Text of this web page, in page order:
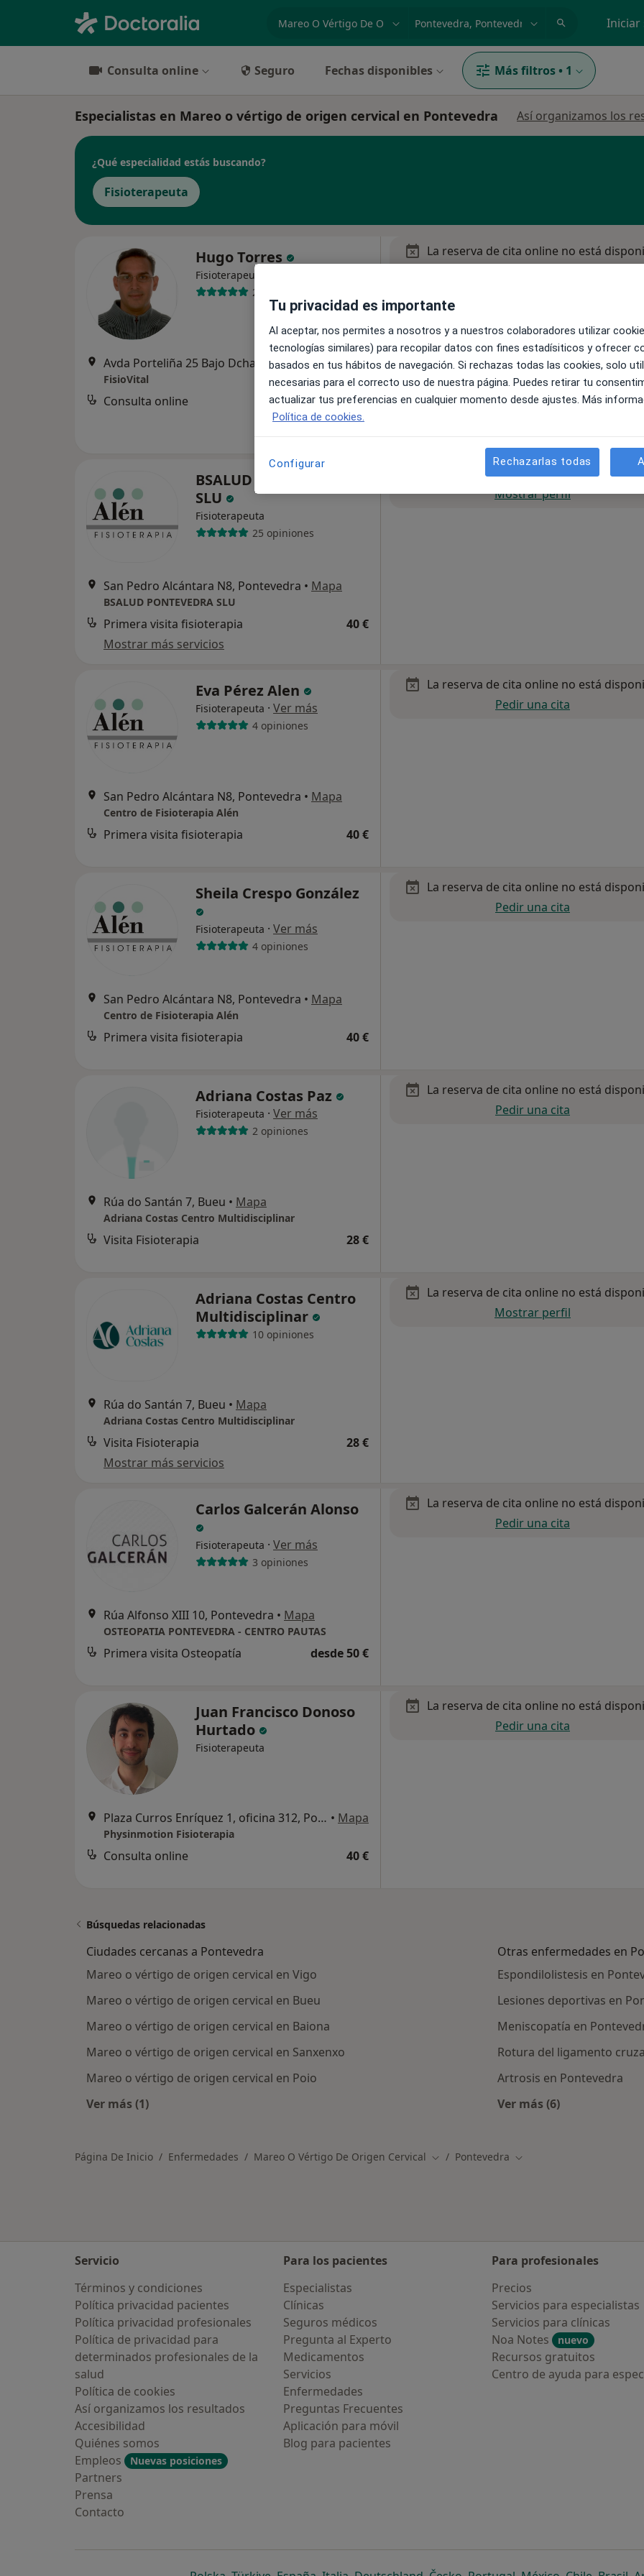
especialidad, enfermedad o nombre Iniciar
Consulta online Seguro Fechas disponibles Más filtros • 1
Especialistas en Mareo o vértigo de origen cervical en Pontevedra Así organizamos los
¿Qué especialidad estás buscando?
Fisioterapeuta
Hugo Torres
Fisioterapeuta
273 opiniones
Avda Porteliña 25 Bajo Dcha., Poio•Mapa
FisioVital
Consulta online 40 €
La reserva de cita online no está
BSALUD PONTEVEDRA
SLU
Fisioterapeuta
25 opiniones
San Pedro Alcántara N8, Pontevedra • Mapa
BSALUD PONTEVEDRA SLU
Primera visita fisioterapia
40 €
Mostrar más servicios
La reserva de cita online no está
Mostrar perfil
Eva Pérez Alen
Fisioterapeuta · Ver más
4 opiniones
San Pedro Alcántara N8, Pontevedra • Mapa
Centro de Fisioterapia Alén
Primera visita fisioterapia 40 €
La reserva de cita online no está
Pedir una cita
Sheila Crespo González
Fisioterapeuta · Ver más
4 opiniones
San Pedro Alcántara N8, Pontevedra • Mapa
Centro de Fisioterapia Alén
Primera visita fisioterapia 40 €
La reserva de cita online no está
Pedir una cita
Adriana Costas Paz
Fisioterapeuta · Ver más
2 opiniones
Rúa do Santán 7, Bueu • Mapa
Adriana Costas Centro Multidisciplinar
Visita Fisioterapia 28 €
La reserva de cita online no está
Pedir una cita
Adriana Costas Centro
Multidisciplinar
10 opiniones
Rúa do Santán 7, Bueu • Mapa
Adriana Costas Centro Multidisciplinar
Visita Fisioterapia
28 €
Mostrar más servicios
La reserva de cita online no está
Mostrar perfil
Carlos Galcerán Alonso
Fisioterapeuta · Ver más
3 opiniones
Rúa Alfonso XIII 10, Pontevedra • Mapa
OSTEOPATIA PONTEVEDRA - CENTRO PAUTAS
Primera visita Osteopatía desde 50 €
La reserva de cita online no está
Pedir una cita
Juan Francisco Donoso
Hurtado
Fisioterapeuta
Plaza Curros Enríquez 1, oficina 312, Pontevedra • Mapa
Physinmotion Fisioterapia
Consulta online 40 €
La reserva de cita online no está
Pedir una cita
Búsquedas relacionadas
Ciudades cercanas a Pontevedra
Mareo o vértigo de origen cervical en Vigo
Mareo o vértigo de origen cervical en Bueu
Mareo o vértigo de origen cervical en Baiona
Mareo o vértigo de origen cervical en Sanxenxo
Mareo o vértigo de origen cervical en Poio
Ver más (1)
Otras enfermedades en
Espondilolistesis en
Lesiones deportivas en
Meniscopatía en
Rotura del ligamento
Artrosis en Pontevedra
Ver más (6)
Página De Inicio Enfermedades Mareo O Vértigo De Origen Cervical Cambiar de ciudad
Pontevedra Cambiar de ciudad
Servicio
Términos y condiciones
Política privacidad pacientes
Política privacidad profesionales
Política de privacidad para
determinados profesionales de la
salud
Política de cookies
Así organizamos los resultados
Accesibilidad
Quiénes somos
Empleos
Nuevas posiciones
Partners
Prensa
Contacto
Para los pacientes
Especialistas
Clínicas
Seguros médicos
Pregunta al Experto
Medicamentos
Servicios
Enfermedades
Preguntas Frecuentes
Aplicación para móvil
Blog para pacientes
Para profesionales
Precios
Servicios para especialistas
Servicios para clínicas
Noa Notes
nuevo
Recursos gratuitos
Centro de ayuda para
Tu privacidad es importante
Al aceptar, nos permites a nosotros y a nuestros colaboradores utilizar
tecnologías similares) para recopilar datos con fines estadísiticos y ofrecer
basados en tus hábitos de navegación. Si rechazas todas las cookies, solo
necesarias para el correcto uso de nuestra página. Puedes retirar tu
actualizar tus preferencias en cualquier momento desde ajustes. Más
Política de cookies.
Configurar Rechazarlas todas